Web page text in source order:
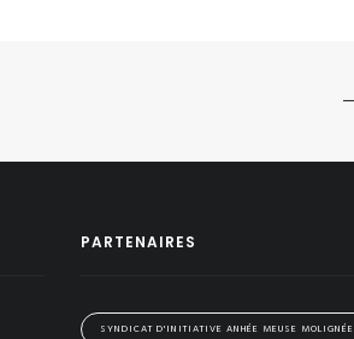
PARTENAIRES
SYNDICAT D'INITIATIVE ANHÉE MEUSE MOLIGNÉE